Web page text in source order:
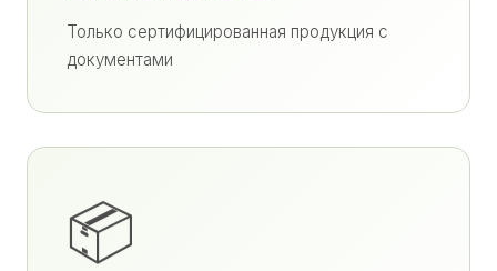
Только сертифицированная продукция с
документами
📦